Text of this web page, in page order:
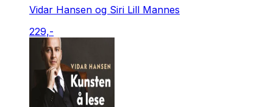
Vidar Hansen og Siri Lill Mannes
229,-